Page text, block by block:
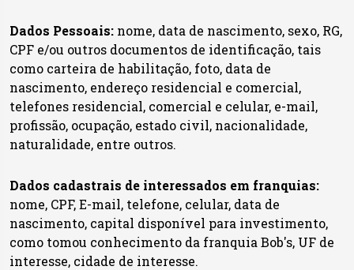
Dados Pessoais: nome, data de nascimento, sexo, RG,
CPF e/ou outros documentos de identificação, tais
como carteira de habilitação, foto, data de
nascimento, endereço residencial e comercial,
telefones residencial, comercial e celular, e-mail,
profissão, ocupação, estado civil, nacionalidade,
naturalidade, entre outros.
Dados cadastrais de interessados em franquias:
nome, CPF, E-mail, telefone, celular, data de
nascimento, capital disponível para investimento,
como tomou conhecimento da franquia Bob's, UF de
interesse, cidade de interesse.